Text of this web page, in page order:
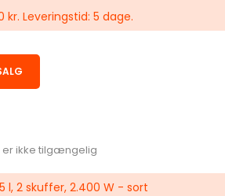
kr. Leveringstid: 5 dage.
er ikke tilgængelig
l, 2 skuffer, 2.400 W - sort